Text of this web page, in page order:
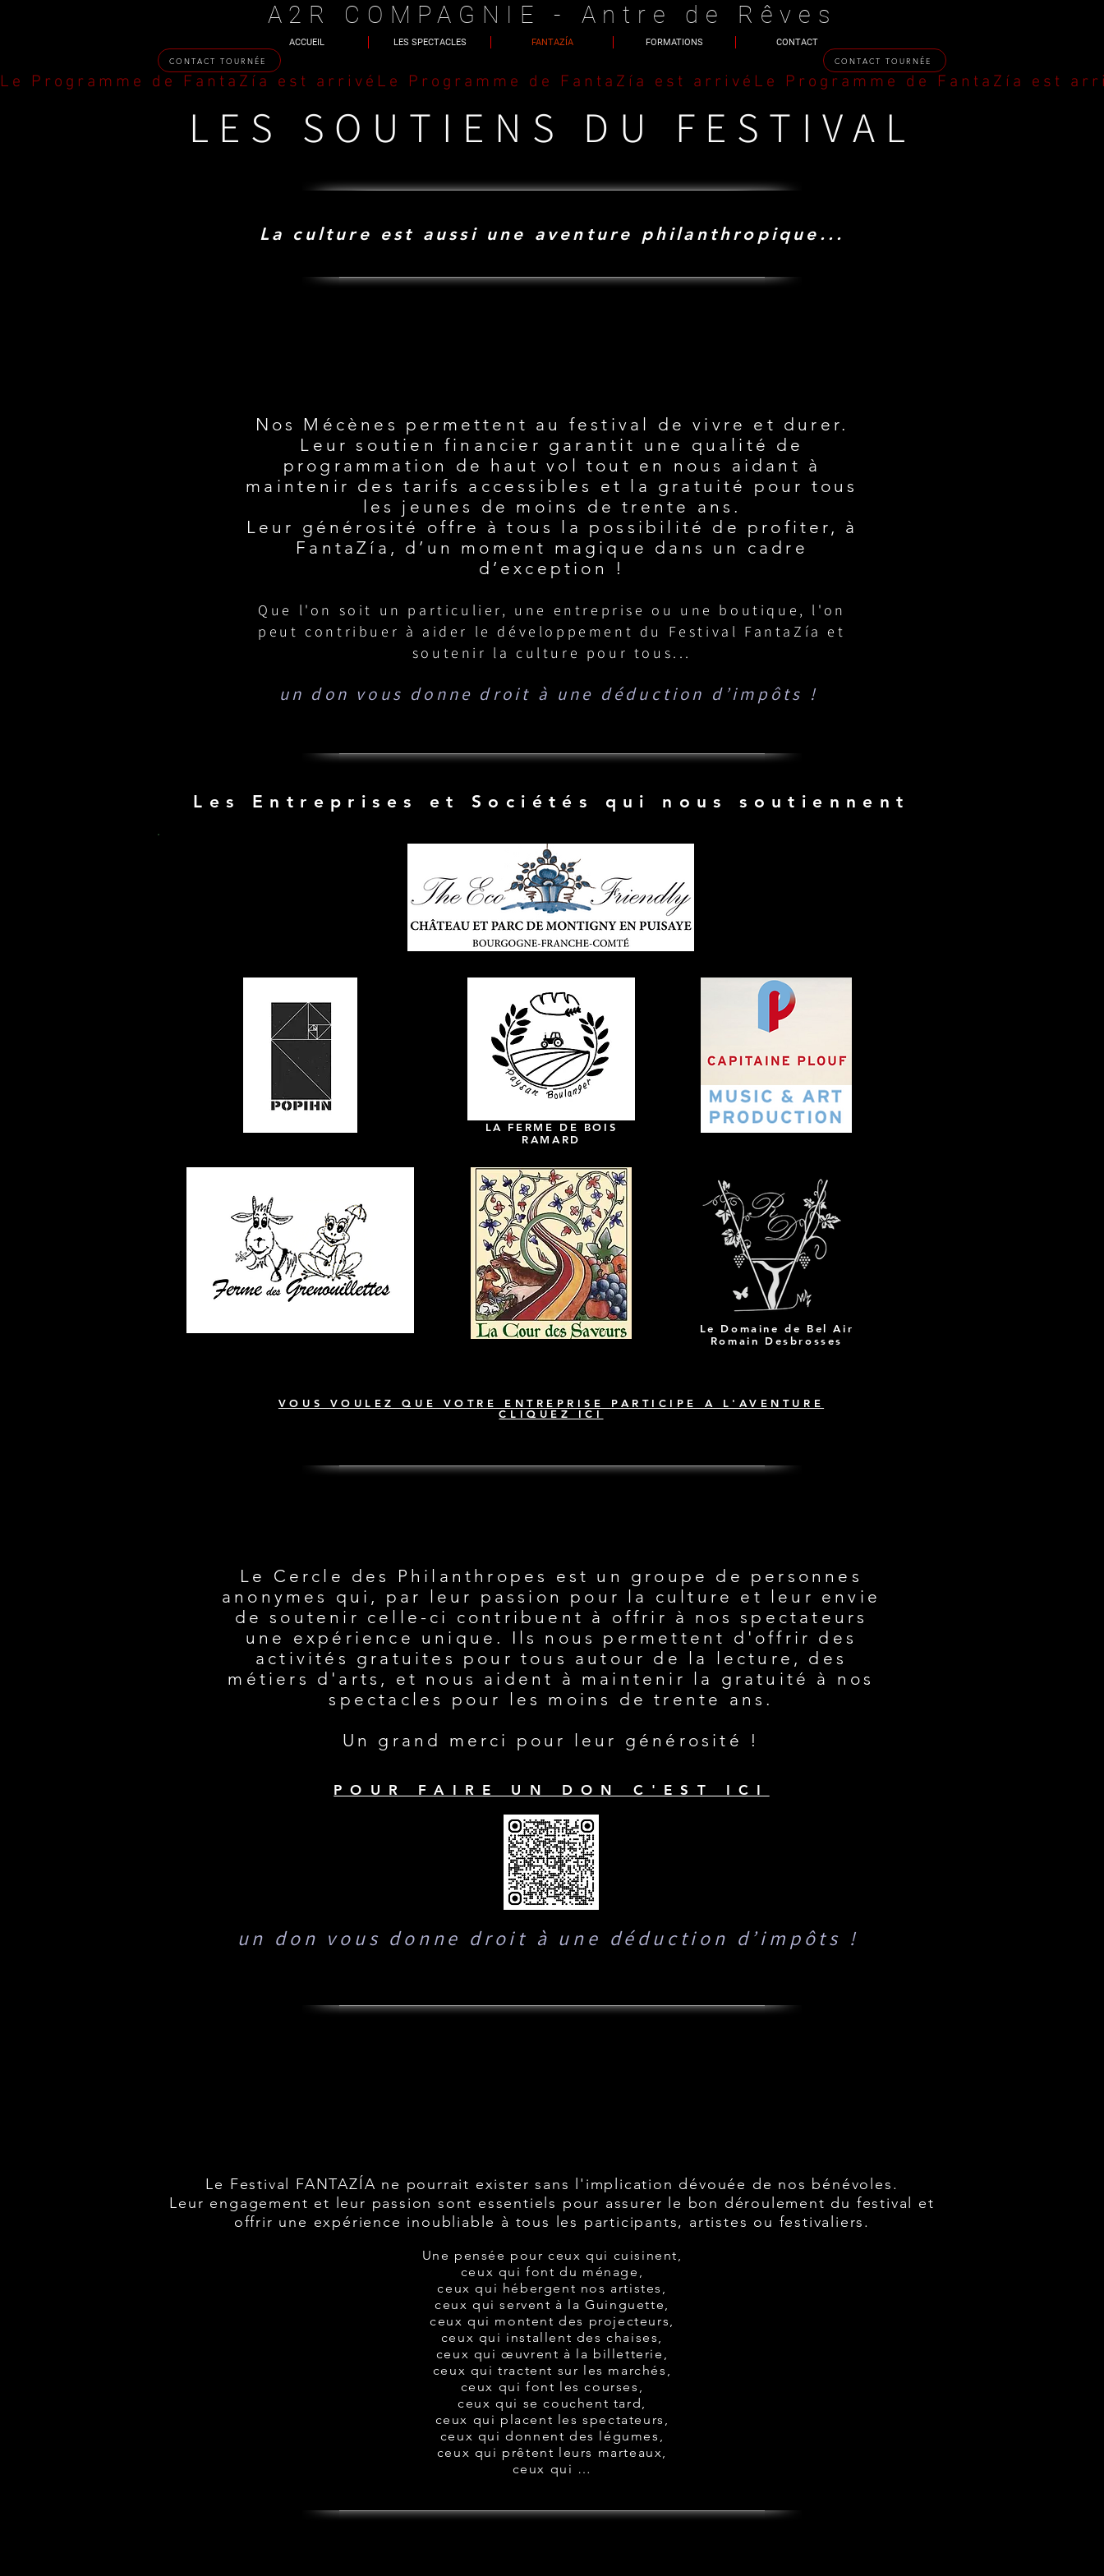
A2R COMPAGNIE - Antre de Rêves
ACCUEIL LES SPECTACLES FANTAZÍA FORMATIONS CONTACT
CONTACT TOURNÉE CONTACT TOURNÉE
Le Programme de FantaZía est arrivé
LES SOUTIENS DU FESTIVAL
La culture est aussi une aventure philanthropique...
Nos Mécènes permettent au festival de vivre et durer.
Leur soutien financier garantit une qualité de
programmation de haut vol tout en nous aidant à
maintenir des tarifs accessibles et la gratuité pour tous
les jeunes de moins de trente ans.
Leur générosité offre à tous la possibilité de profiter, à
FantaZía, d’un moment magique dans un cadre
d’exception !
Que l'on soit un particulier, une entreprise ou une boutique, l'on
peut contribuer à aider le développement du Festival FantaZía et
soutenir la culture pour tous...
un don vous donne droit à une déduction d’impôts !
Les Entreprises et Sociétés qui nous soutiennent
LA FERME DE BOIS
RAMARD
Le Domaine de Bel Air
Romain Desbrosses
VOUS VOULEZ QUE VOTRE ENTREPRISE PARTICIPE A L'AVENTURE
CLIQUEZ ICI
Le Cercle des Philanthropes est un groupe de personnes
anonymes qui, par leur passion pour la culture et leur envie
de soutenir celle-ci contribuent à offrir à nos spectateurs
une expérience unique. Ils nous permettent d'offrir des
activités gratuites pour tous autour de la lecture, des
métiers d'arts, et nous aident à maintenir la gratuité à nos
spectacles pour les moins de trente ans.
Un grand merci pour leur générosité !
POUR FAIRE UN DON C'EST ICI
un don vous donne droit à une déduction d’impôts !
Le Festival FANTAZÍA ne pourrait exister sans l'implication dévouée de nos bénévoles.
Leur engagement et leur passion sont essentiels pour assurer le bon déroulement du festival et
offrir une expérience inoubliable à tous les participants, artistes ou festivaliers.
Une pensée pour ceux qui cuisinent,
ceux qui font du ménage,
ceux qui hébergent nos artistes,
ceux qui servent à la Guinguette,
ceux qui montent des projecteurs,
ceux qui installent des chaises,
ceux qui œuvrent à la billetterie,
ceux qui tractent sur les marchés,
ceux qui font les courses,
ceux qui se couchent tard,
ceux qui placent les spectateurs,
ceux qui donnent des légumes,
ceux qui prêtent leurs marteaux,
ceux qui …